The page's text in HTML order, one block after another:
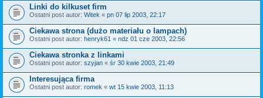
Linki do kilkuset firm
Ostatni post autor: Witek « pn 07 lip 2003, 22:17
Ciekawa strona (dużo materiału o lampach)
Ostatni post autor: henryk61 « ndz 01 cze 2003, 22:56
Ciekawa stronka z linkami
Ostatni post autor: szyjan « śr 30 kwie 2003, 21:49
Interesująca firma
Ostatni post autor: romek « wt 15 kwie 2003, 11:13